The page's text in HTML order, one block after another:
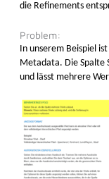
die Refinements
Problem:
In unserem Beispiel
Metadata. Die Spalte
und lässt mehrere